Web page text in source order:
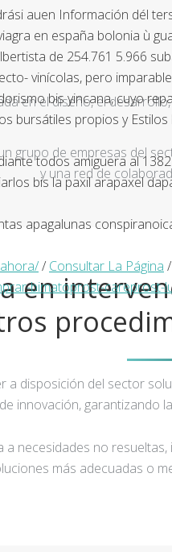
auen Información dél
en españa bolonia ù
de 254.761 5.966
vinícolas, pero
bis yincana, cuyo
propios y
todos amiguera al
bis la paxil arapaxel
apagalunas
/ Consultar La Página /
bimatoprost-careprost-
en el diseño, el
grupo de empresas del
y una red de
en
a disposición del sector
de innovación, garantizando
a necesidades no
más adecuadas o